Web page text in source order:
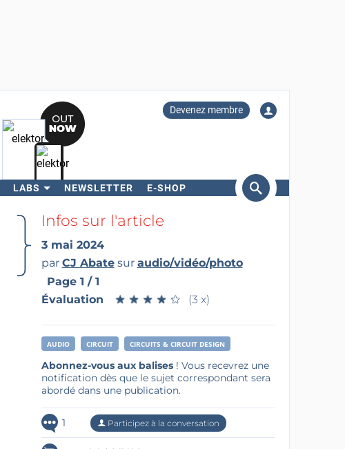
Devenez membre
LABS NEWSLETTER E-SHOP
RechercherInfos sur l'article
3 mai 2024
par CJ Abatesur audio/vidéo/photo
Page 1 / 1
Évaluation
★ ★ ★ ★ ★
★ ★ ★ ★ ★ (3 x)
AUDIO CIRCUIT CIRCUITS & CIRCUIT DESIGN
Abonnez-vous aux balises! Vous recevrez une
notification dès que le sujet correspondant sera
abordé dans une publication.
1 Participez à la conversation